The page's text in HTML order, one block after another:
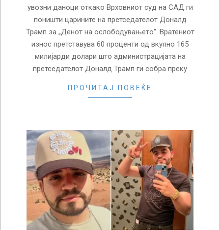
увозни даноци откако Врховниот суд на САД ги
поништи царините на претседателот Доналд
Трамп за „Денот на ослободувањето“. Вратениот
износ претставува 60 проценти од вкупно 165
милијарди долари што администрацијата на
претседателот Доналд Трамп ги собра преку
ПРОЧИТАЈ ПОВЕЌЕ